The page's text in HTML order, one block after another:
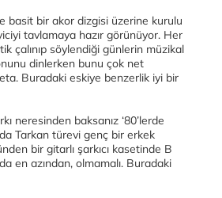
basit bir akor dizgisi üzerine kurulu
tavlamaya hazır görünüyor. Her
çalınıp söylendiği günlerin müzikal
dinlerken bunu çok net
Buradaki eskiye benzerlik iyi bir
neresinden baksanız ‘80’lerde
Tarkan türevi genç bir erkek
bir gitarlı şarkıcı kasetinde B
en azından, olmamalı. Buradaki